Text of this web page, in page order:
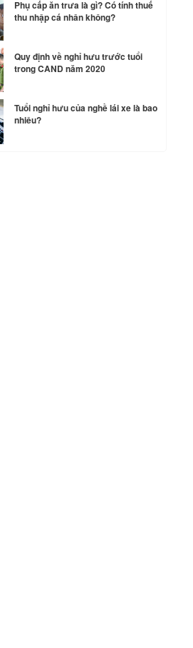
Phụ cấp ăn trưa là gì? Có tính thuế
thu nhập cá nhân không?
Quy định về nghỉ hưu trước tuổi
trong CAND năm 2020
Tuổi nghỉ hưu của nghề lái xe là bao
nhiêu?